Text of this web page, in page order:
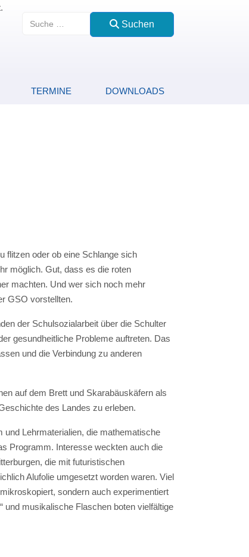
Suchen
Suchen
TERMINE DOWNLOADS
flitzen oder ob eine Schlange sich
möglich. Gut, dass es die roten
machten. Und wer sich noch mehr
GSO vorstellten.
der Schulsozialarbeit über die Schulter
gesundheitliche Probleme auftreten. Das
und die Verbindung zu anderen
auf dem Brett und Skarabäuskäfern als
des Landes zu erleben.
Lehrmaterialien, die mathematische
Programm. Interesse weckten auch die
die mit futuristischen
Alufolie umgesetzt worden waren. Viel
sondern auch experimentiert
und musikalische Flaschen boten vielfältige